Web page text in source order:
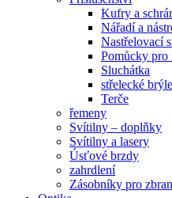
Kufry a
Nářadí a
Nastřelovací
Pomůcky pro
Sluchátka
střelecké brýle
Terče
řemeny
Svítilny – doplňky
Svítilny a lasery
Úsťové brzdy
zahrdlení
Zásobníky pro